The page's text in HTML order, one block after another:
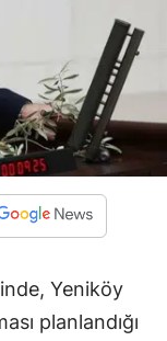
Yeniköy
planlandığı